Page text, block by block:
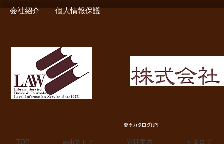
会社紹介 個人情報保護
夏季カタログUP!
TOP webストア 定期案内 カタログ